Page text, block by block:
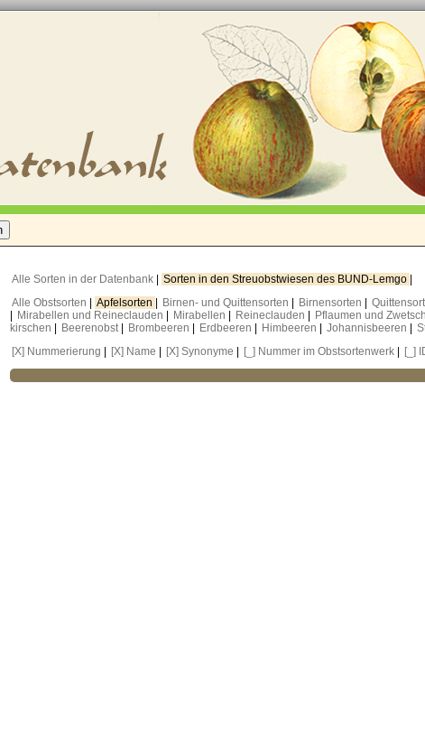
Alle Sorten in der Datenbank Sorten in den Streuobstwiesen des BUND-Lemgo
Alle Obstsorten
Apfelsorten Birnen- und Quittensorten Birnensorten
Mirabellen und Reineclauden Mirabellen Reineclauden Pflaumen und
kirschen
Beerenobst Brombeeren Erdbeeren Himbeeren Johannisbeeren
[X] Nummerierung
[X] Name [X] Synonyme [_] Nummer im Obstsortenwerk [_]